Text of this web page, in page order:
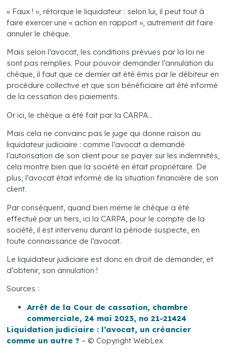
« Faux ! », rétorque le liquidateur : selon lui, il peut tout à
faire exercer une « action en rapport », autrement dit faire
annuler le chèque.
Mais selon l’avocat, les conditions prévues par la loi ne
sont pas remplies. Pour pouvoir demander l’annulation du
chèque, il faut que ce dernier ait été émis par le débiteur en
procédure collective et que son bénéficiaire ait été informé
de la cessation des paiements.
Or ici, le chèque a été fait par la CARPA…
Mais cela ne convainc pas le juge qui donne raison au
liquidateur judiciaire : comme l’avocat a demandé
l’autorisation de son client pour se payer sur les indemnités,
cela montre bien que la société en était propriétaire. De
plus, l’avocat était informé de la situation financière de son
client.
Par conséquent, quand bien même le chèque a été
effectué par un tiers, ici la CARPA, pour le compte de la
société, il est intervenu durant la période suspecte, en
toute connaissance de l’avocat.
Le liquidateur judiciaire est donc en droit de demander, et
d’obtenir, son annulation !
Sources :
Arrêt de la Cour de cassation, chambre
commerciale, 24 mai 2023, no 21-21424
Liquidation judiciaire : l’avocat, un créancier
comme un autre ? – © Copyright WebLex